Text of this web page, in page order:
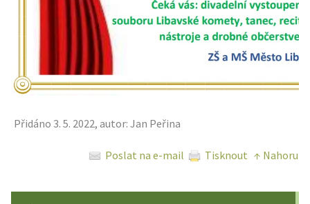
Přidáno 3. 5. 2022, autor: Jan Peřina
Poslat na e-mail Tisknout ↑ Nahoru